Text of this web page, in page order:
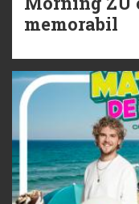
Torpedoul
memorabil